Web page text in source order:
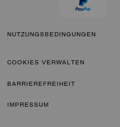
NUTZUNGSBEDINGUNGEN
COOKIES VERWALTEN
BARRIEREFREIHEIT
IMPRESSUM